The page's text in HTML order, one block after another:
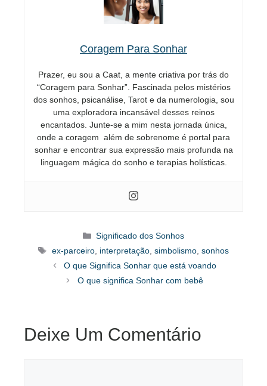
Coragem Para Sonhar
Prazer, eu sou a Caat, a mente criativa por trás do
“Coragem para Sonhar”. Fascinada pelos mistérios
dos sonhos, psicanálise, Tarot e da numerologia, sou
uma exploradora incansável desses reinos
encantados. Junte-se a mim nesta jornada única,
onde a coragem além de sobrenome é portal para
sonhar e encontrar sua expressão mais profunda na
linguagem mágica do sonho e terapias holísticas.
Categorias
Significado dos Sonhos
Tags
ex-parceiro, interpretação, simbolismo, sonhos
O que Significa Sonhar que está voando
O que significa Sonhar com bebê
Deixe Um Comentário